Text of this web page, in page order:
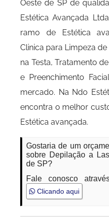
Oeste de SP de
Estética Avançada
ramo de Estética
Clinica para Limpeza
na Testa, Tratamento
e Preenchimento
mercado. Na Ndo
encontra o melhor
Estética avançada.
Gostaria de um
sobre Depilação a
de SP?
Fale conosco
Clicando aqui